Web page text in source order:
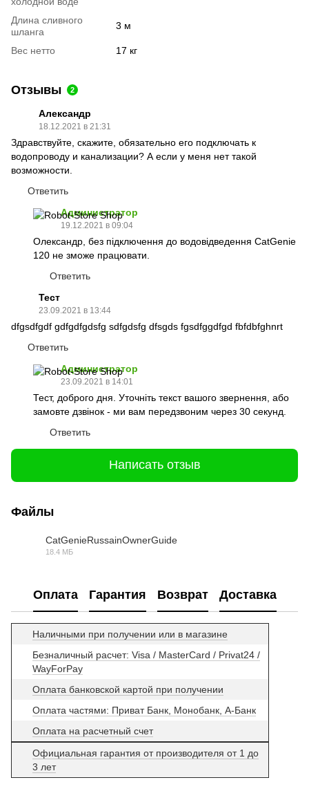
Длина сливного
шланга
3 м
Вес нетто 17 кг
Отзывы 2
Александр
18.12.2021 в 21:31
Здравствуйте, скажите, обязательно его подключать к
водопроводу и канализации? А если у меня нет такой
возможности.
Ответить
Администратор
19.12.2021 в 09:04
Олександр, без підключення до водовідведення CatGenie
120 не зможе працювати.
Ответить
Тест
23.09.2021 в 13:44
dfgsdfgdf gdfgdfgdsfg sdfgdsfg dfsgds fgsdfggdfgd fbfdbfghnrt
Ответить
Администратор
23.09.2021 в 14:01
Тест, доброго дня. Уточніть текст вашого звернення, або
замовте дзвінок - ми вам передзвоним через 30 секунд.
Ответить
Написать отзыв
Файлы
CatGenieRussainOwnerGuide
18.4 МБ
Оплата Гарантия Возврат Доставка
Наличными при получении или в магазине
Безналичный расчет: Visa / MasterCard / Privat24 /
WayForPay
Оплата банковской картой при получении
Оплата частями: Приват Банк, Монобанк, А-Банк
Оплата на расчетный счет
Официальная гарантия от производителя от 1 до
3 лет